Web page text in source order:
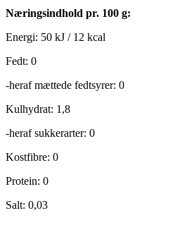
Næringsindhold pr. 100 g:
Energi: 50 kJ / 12 kcal
Fedt: 0
-heraf mættede fedtsyrer: 0
Kulhydrat: 1,8
-heraf sukkerarter: 0
Kostfibre: 0
Protein: 0
Salt: 0,03